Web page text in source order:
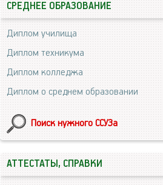
СРЕДНЕЕ ОБРАЗОВАНИЕ
Диплом училища
Диплом техникума
Диплом колледжа
Диплом о среднем образовании
Поиск нужного ССУЗа
АТТЕСТАТЫ, СПРАВКИ